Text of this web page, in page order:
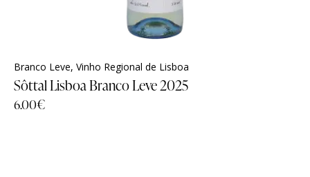
Branco Leve, Vinho Regional de Lisboa
Sôttal Lisboa Branco Leve 2025
6.00€